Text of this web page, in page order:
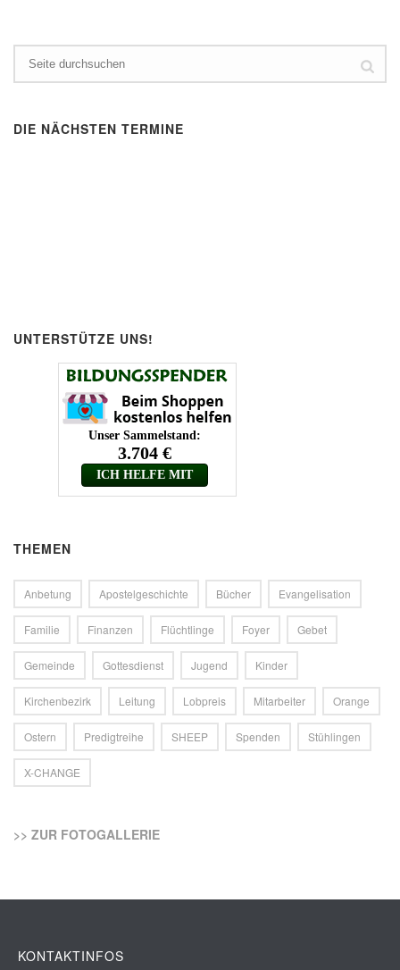
DIE NÄCHSTEN TERMINE
UNTERSTÜTZE UNS!
THEMEN
Anbetung Apostelgeschichte Bücher Evangelisation
Familie Finanzen Flüchtlinge Foyer Gebet
Gemeinde Gottesdienst Jugend Kinder
Kirchenbezirk Leitung Lobpreis Mitarbeiter Orange
Ostern Predigtreihe SHEEP Spenden Stühlingen
X-CHANGE
>> ZUR FOTOGALLERIE
KONTAKTINFOS